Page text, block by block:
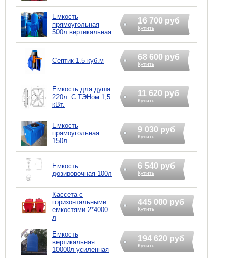
Емкость
прямоугольная
500л вертикальная
16 700 руб
Купить
Септик 1.5 куб.м 68 600 руб
Купить
Емкость для душа
220л. С ТЭНом 1,5
кВт.
11 620 руб
Купить
Емкость
прямоугольная
150л
9 030 руб
Купить
Емкость
дозировочная 100л
6 540 руб
Купить
Кассета с
горизонтальными
емкостями 2*4000
л
445 000 руб
Купить
Емкость
вертикальная
10000л усиленная
194 620 руб
Купить